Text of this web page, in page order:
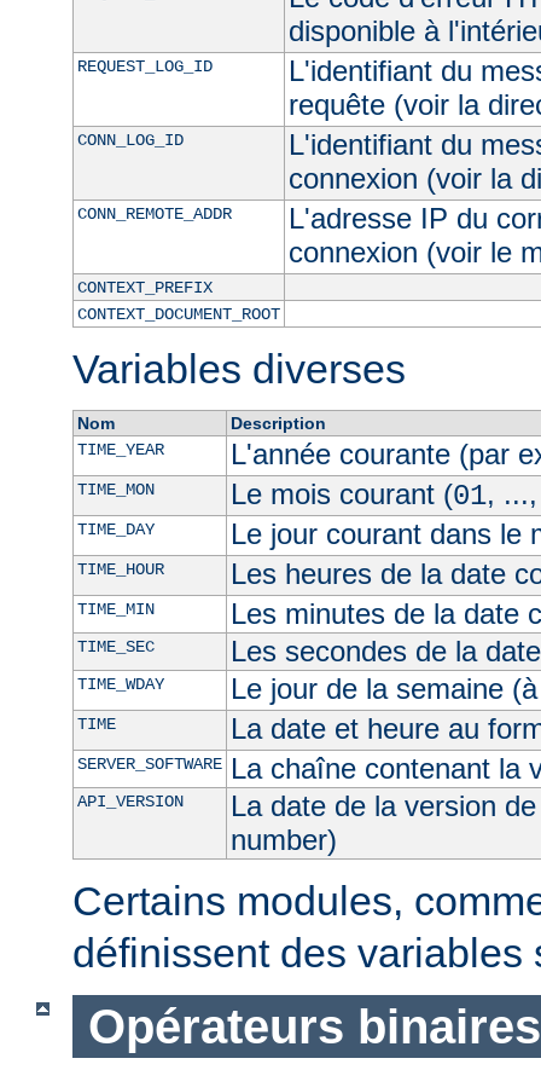
disponible à
REQUEST_LOG_ID
L'identifiant du
requête (voir la
CONN_LOG_ID
L'identifiant du
connexion (voir la
CONN_REMOTE_ADDR
L'adresse IP du
connexion (voir le
CONTEXT_PREFIX
CONTEXT_DOCUMENT_ROOT
Variables diverses
Nom
Description
TIME_YEAR
L'année courante (par
TIME_MON Le mois courant (01,
TIME_DAY Le jour courant dans le
TIME_HOUR Les heures de la date
TIME_MIN Les minutes de la date
TIME_SEC Les secondes de la
TIME_WDAY Le jour de la semaine
TIME La date et heure au
SERVER_SOFTWARE La chaîne contenant la
API_VERSION
La date de la version
number)
Certains modules,
définissent des variables
Opérateurs binaires